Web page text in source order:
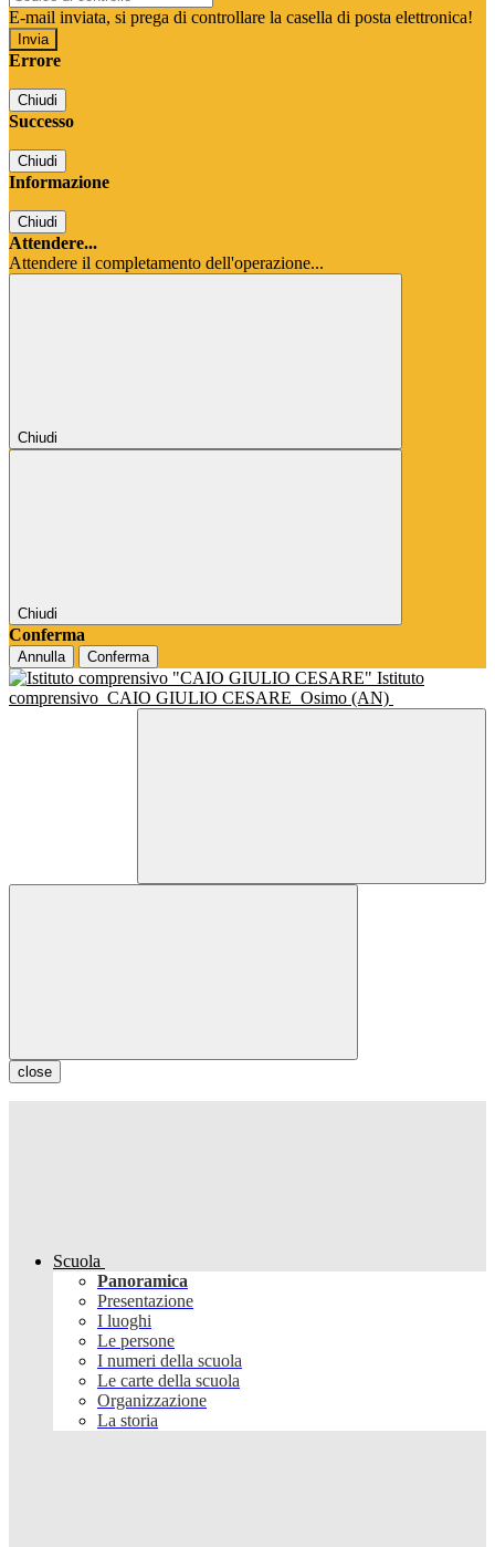
E-mail inviata, si prega di controllare la casella di posta elettronica!
Errore
Chiudi
Successo
Chiudi
Informazione
Chiudi
Attendere...
Attendere il completamento dell'operazione...
Chiudi
Chiudi
Conferma
Annulla Conferma
Istituto
comprensivo CAIO GIULIO CESARE Osimo (AN)
close
Scuola
Panoramica
Presentazione
I luoghi
Le persone
I numeri della scuola
Le carte della scuola
Organizzazione
La storia